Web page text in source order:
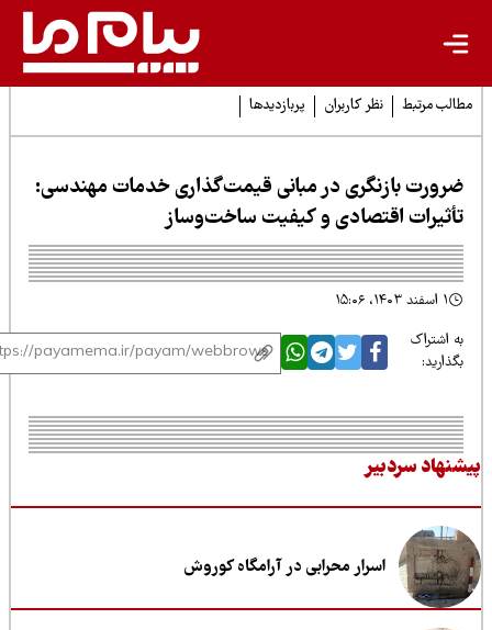
مرتبط نظر کاربران پربازدیدها
بازنگری در مبانی قیمت‌گذاری خدمات مهندسی:
اقتصادی و کیفیت ساخت‌وساز
اشتراک
سردبیر
اسرار محرابی در آرامگاه کوروش